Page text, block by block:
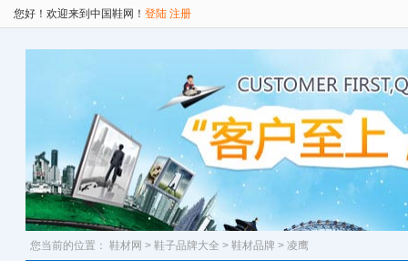
您好！欢迎来到中国鞋网！ 登陆 注册
您当前的位置： 鞋材网 > 鞋子品牌大全 > 鞋材品牌 > 凌鹰